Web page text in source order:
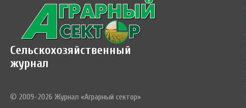
Сельскохозяйственный
журнал
© 2009-2026 Журнал «Аграрный сектор»